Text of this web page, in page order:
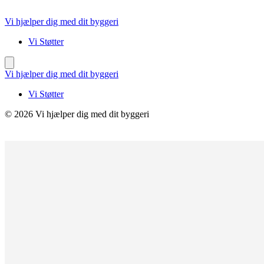
til
Vi hjælper dig med dit byggeri
Vi Støtter
Vi hjælper dig med dit byggeri
Vi Støtter
© 2026 Vi hjælper dig med dit byggeri